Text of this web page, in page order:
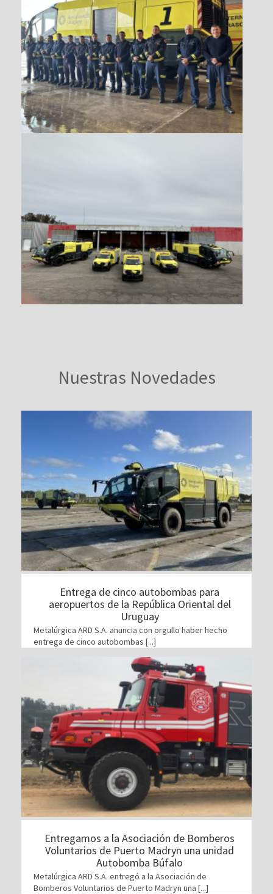
Nuestras Novedades
Entrega de cinco autobombas para
aeropuertos de la República Oriental del
Uruguay
Metalúrgica ARD S.A. anuncia con orgullo haber hecho
entrega de cinco autobombas [...]
Entregamos a la Asociación de Bomberos
Voluntarios de Puerto Madryn una unidad
Autobomba Búfalo
Metalúrgica ARD S.A. entregó a la Asociación de
Bomberos Voluntarios de Puerto Madryn una [...]